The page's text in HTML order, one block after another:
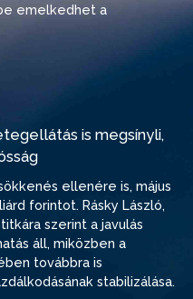
emelkedhet a
is megsínyli,
ellenére is, május
forintot. Rásky László,
szerint a javulás
áll, miközben a
továbbra is
stabilizálása.